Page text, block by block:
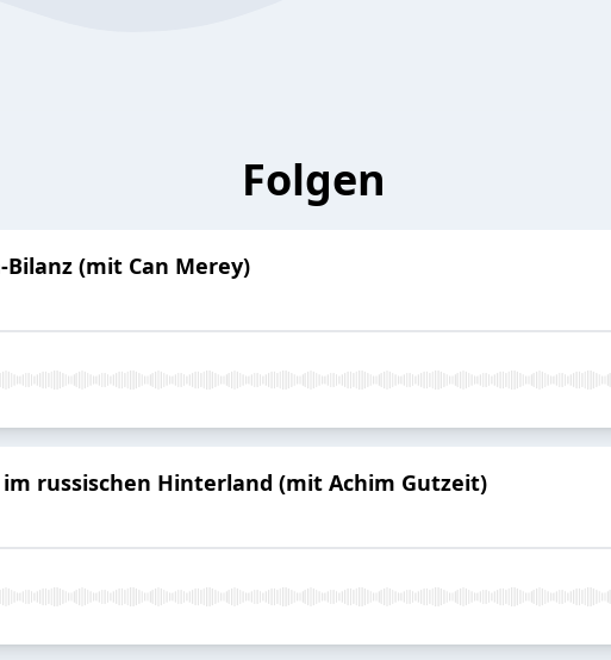
Folgen
(mit Can Merey)
russischen Hinterland (mit Achim Gutzeit)